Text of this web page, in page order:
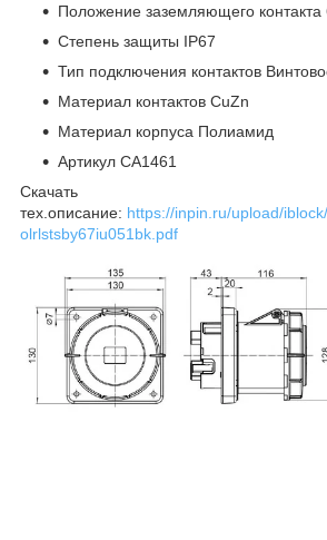
Положение заземляющего контакта
Степень защиты IP67
Тип подключения контактов
Материал контактов CuZn
Материал корпуса Полиамид
Артикул CA1461
Скачать
тех.описание: https://inpin.ru/upload/
olrlstsby67iu051bk.pdf